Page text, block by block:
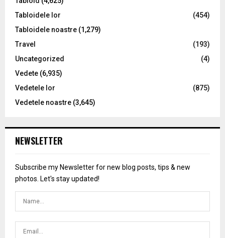
Tabloidele lor
(454)
Tabloidele noastre (1,279)
Travel
(193)
Uncategorized
(4)
Vedete (6,935)
Vedetele lor
(875)
Vedetele noastre (3,645)
NEWSLETTER
Subscribe my Newsletter for new blog posts, tips & new
photos. Let's stay updated!